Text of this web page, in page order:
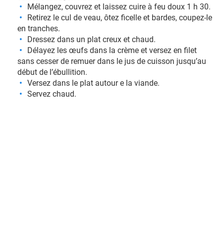
Mélangez, couvrez et laissez cuire à feu doux 1 h 30.
Retirez le cul de veau, ôtez ficelle et bardes, coupez-le
en tranches.
Dressez dans un plat creux et chaud.
Délayez les œufs dans la crème et versez en filet
sans cesser de remuer dans le jus de cuisson jusqu’au
début de l’ébullition.
Versez dans le plat autour e la viande.
Servez chaud.